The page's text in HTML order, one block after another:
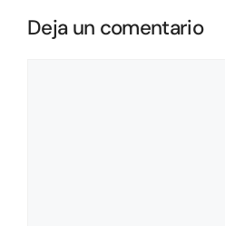
Deja un comentario